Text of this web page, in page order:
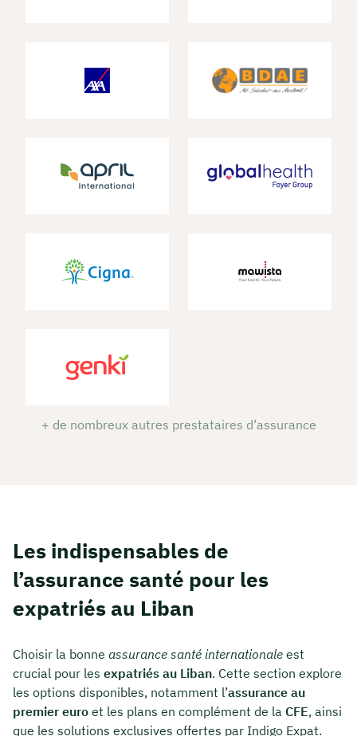
+ de nombreux autres prestataires d’assurance
Les indispensables de
l’assurance santé pour les
expatriés au Liban
Choisir la bonne assurance santé internationale est
crucial pour les expatriés au Liban. Cette section explore
les options disponibles, notamment l’assurance au
premier euro et les plans en complément de la CFE, ainsi
que les solutions exclusives offertes par Indigo Expat.